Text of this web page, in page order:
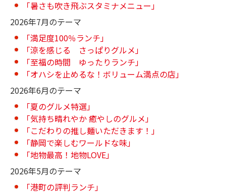
「暑さも吹き飛ぶスタミナメニュー」
2026年7月のテーマ
「満足度100％ランチ」
「涼を感じる さっぱりグルメ」
「至福の時間 ゆったりランチ」
「オハシを止めるな！ボリューム満点の店」
2026年6月のテーマ
「夏のグルメ特選」
「気持ち晴れやか 癒やしのグルメ」
「こだわりの推し麺いただきます！」
「静岡で楽しむワールドな味」
「地物最高！地物LOVE」
2026年5月のテーマ
「港町の評判ランチ」